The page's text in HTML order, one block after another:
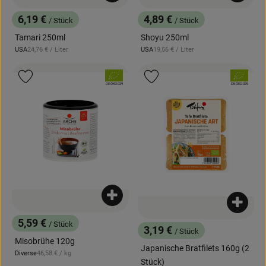
, Preis:
6,19 € / Stück
Tamari 250ml
, Herkunft:
USA, Referenzpreis:
24,76 € / Liter
, Preis:
4,89 € / Stück
Shoyu 250ml
, Herkunft:
USA, Referenzpreis:
19,56 € / Liter
, Preis:
5,59 € / Stück
Misobrühe 120g
, Herkunft:
Diverse, Referenzpreis:
46,58 € / kg
Produkt zum Warenkorb hinzufügen
, Verband:
, Kontrollstelle:
DE-ÖKO-039
Produkt zu Favouriten hinzufügen
, Preis:
3,19 € / Stück
Japanische Bratfilets 160g (2
Stück)
, Verband:
, Kontrollstelle:
DE-ÖKO-039
Produkt zu Favouriten hinzufügen